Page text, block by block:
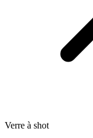
Verre à shot